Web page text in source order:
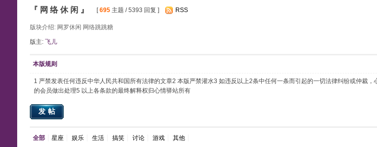
『 网 络 休 闲 』 [695主题 / 5393 回复 ] RSS
版块介绍: 网罗休闲 网络跳跳糖
版主: 飞儿
本版规则
1 严禁发表任何违反中华人民共和国所有法律的文章2 本版严禁灌水3 如违反以上2条中任何一条而引起的一切法律纠纷或仲裁
的会员做出处理5 以上各条款的最终解释权归心情驿站所有
发帖
全部 星座 娱乐 生活 搞笑 讨论 游戏 其他